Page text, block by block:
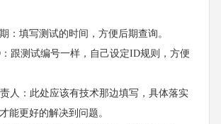
填写测试的时间，方便后期查询。
测试编号一样，自己设定ID规则，方便
：此处应该有技术那边填写，具体落实
能更好的解决到问题。